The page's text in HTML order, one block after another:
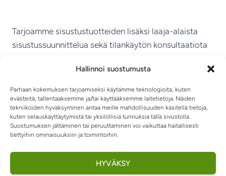
Hallinnoi suostumusta
Parhaan kokemuksen tarjoamiseksi käytämme teknologioita, kuten
evästeitä, tallentaaksemme ja/tai käyttääksemme laitetietoja. Näiden
tekniikoiden hyväksyminen antaa meille mahdollisuuden käsitellä tietoja,
kuten selauskäyttäytymistä tai yksilöllisiä tunnuksia tällä sivustolla.
Suostumuksen jättäminen tai peruuttaminen voi vaikuttaa haitallisesti
tiettyihin ominaisuuksiin ja toimintoihin.
HYVÄKSY
Tarjoamme sisustustuotteiden lisäksi laaja-alaista
sisustussuunnittelua sekä tilankäytön konsultaatiota
MIKKELIN VITRIINI KY
TIETOSUOJASELOSTE
RIIPPUMATOT JA -TUOLIT